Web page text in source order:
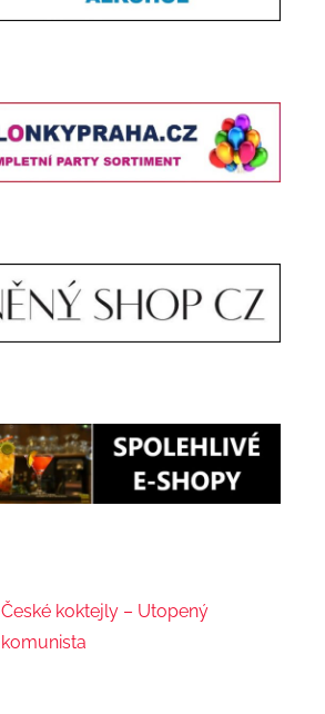
České koktejly – Utopený
komunista